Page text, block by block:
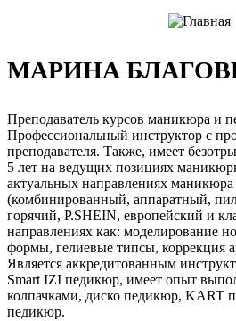
МАРИНА
Преподаватель курсов маникюра и
Профессиональный инструктор с
преподавателя. Также, имеет
5 лет на ведущих позициях
актуальных направлениях
(комбинированный, аппаратный,
горячий, P.SHEIN, европейский и
направлениях как: моделирование
формы, гелиевые типсы, коррекция
Является аккредитованным
Smart IZI педикюр, имеет опыт
колпачками, диско педикюр, KART
педикюр.